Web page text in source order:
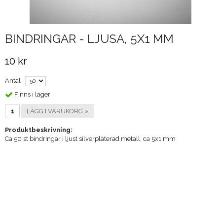
BINDRINGAR - LJUSA, 5X1 MM
10 kr
Antal
Finns i lager
LÄGG I VARUKORG »
Produktbeskrivning:
Ca 50 st bindringar i ljust silverpläterad metall, ca 5x1 mm